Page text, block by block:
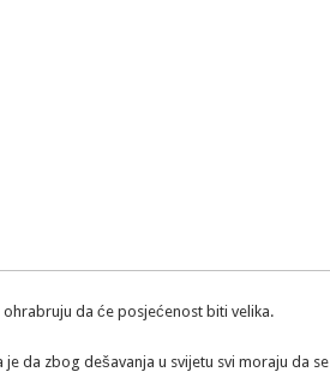
da će posjećenost biti velika.
da zbog dešavanja u svijetu svi moraju da se